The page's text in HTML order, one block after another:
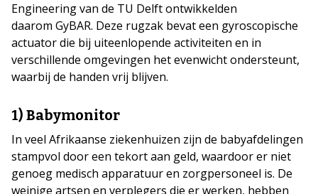
Engineering van de TU Delft ontwikkelden
daarom GyBAR. Deze rugzak bevat een gyroscopische
actuator die bij uiteenlopende activiteiten en in
verschillende omgevingen het evenwicht ondersteunt,
waarbij de handen vrij blijven.
1) Babymonitor
In veel Afrikaanse ziekenhuizen zijn de babyafdelingen
stampvol door een tekort aan geld, waardoor er niet
genoeg medisch apparatuur en zorgpersoneel is. De
weinige artsen en verplegers die er werken, hebben